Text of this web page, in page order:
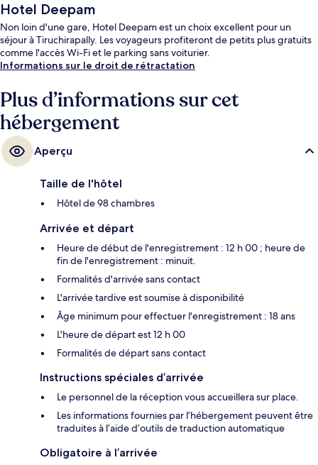
Hotel Deepam
Non loin d'une gare, Hotel Deepam est un choix excellent pour un
séjour à Tiruchirapally. Les voyageurs profiteront de petits plus gratuits
comme l'accès Wi-Fi et le parking sans voiturier.
Informations sur le droit de rétractation
Plus d’informations sur cet
hébergement
Aperçu
Taille de l'hôtel
Hôtel de 98 chambres
Arrivée et départ
Heure de début de l'enregistrement : 12 h 00 ; heure de
fin de l'enregistrement : minuit.
Formalités d'arrivée sans contact
L'arrivée tardive est soumise à disponibilité
Âge minimum pour effectuer l'enregistrement : 18 ans
L'heure de départ est 12 h 00
Formalités de départ sans contact
Instructions spéciales d’arrivée
Le personnel de la réception vous accueillera sur place.
Les informations fournies par l’hébergement peuvent être
traduites à l’aide d’outils de traduction automatique
Obligatoire à l’arrivée